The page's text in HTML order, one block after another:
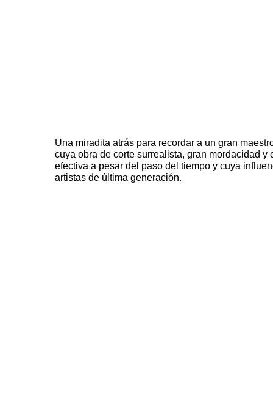
Una miradita atrás para recordar a un gran
cuya obra de corte surrealista, gran mordacidad y
efectiva a pesar del paso del tiempo y cuya
artistas de última generación.